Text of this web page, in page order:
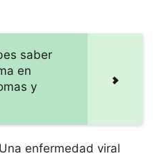
saber
en
y
Una enfermedad viral